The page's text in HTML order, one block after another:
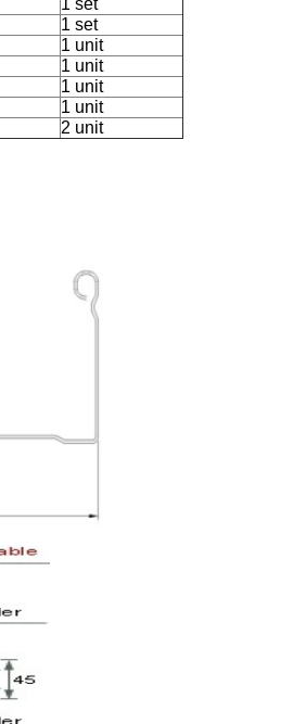
1 set
1 set
1 unit
1 unit
1 unit
1 unit
2 unit